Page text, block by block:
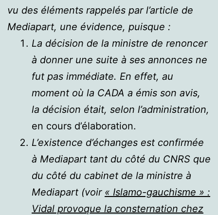
vu des éléments rappelés par l’article de
Mediapart, une évidence, puisque :
La décision de la ministre de renoncer
à donner une suite à ses annonces ne
fut pas immédiate. En effet, au
moment où la CADA a émis son avis,
la décision était, selon l’administration,
en cours d’élaboration.
L’existence d’échanges est confirmée
à Mediapart tant du côté du CNRS que
du côté du cabinet de la ministre à
Mediapart (voir « Islamo-gauchisme » :
Vidal provoque la consternation chez